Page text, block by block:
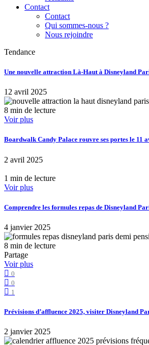
Contact
Contact
Qui sommes-nous ?
Nous rejoindre
Tendance
Une nouvelle attraction Là-Haut à Disneyland
12 avril 2025
8 min de lecture
Voir plus
Boardwalk Candy Palace rouvre ses portes le 11
2 avril 2025
1 min de lecture
Voir plus
Comprendre les formules repas de Disneyland
4 janvier 2025
8 min de lecture
Partage
Voir plus
0
0
1
Prévisions d’affluence 2025, visiter Disneyland
2 janvier 2025